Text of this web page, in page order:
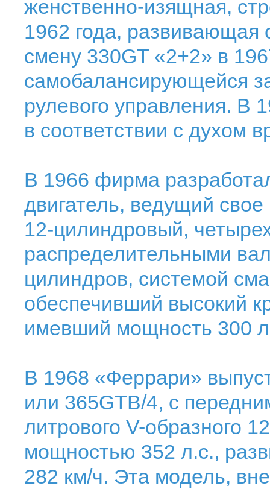
женственно-изящная,
1962 года, развивающая
смену 330GT «2+2» в
самобалансирующейся
рулевого управления. В
в соответствии с духом
В 1966 фирма
двигатель, ведущий
12-цилиндровый,
распределительными
цилиндров, системой
обеспечивший высокий
имевший мощность 300
В 1968 «Феррари»
или 365GTB/4, с
литрового V-образного
мощностью 352 л.с.,
282 км/ч. Эта модель,